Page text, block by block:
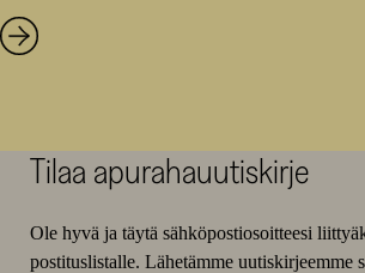
Tilaa apurahauutiskirje
Ole hyvä ja täytä sähköpostiosoitteesi
postituslistalle. Lähetämme uutiskirjeemme